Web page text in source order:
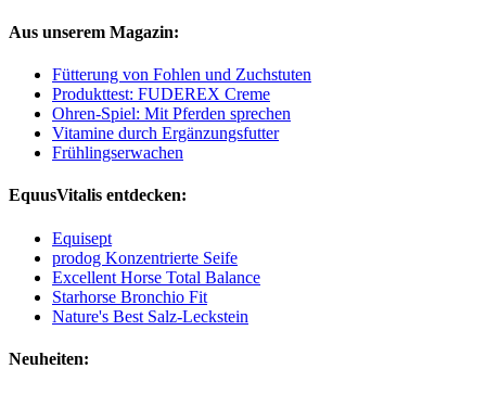
Aus unserem Magazin:
Fütterung von Fohlen und Zuchstuten
Produkttest: FUDEREX Creme
Ohren-Spiel: Mit Pferden sprechen
Vitamine durch Ergänzungsfutter
Frühlingserwachen
EquusVitalis entdecken:
Equisept
prodog Konzentrierte Seife
Excellent Horse Total Balance
Starhorse Bronchio Fit
Nature's Best Salz-Leckstein
Neuheiten: